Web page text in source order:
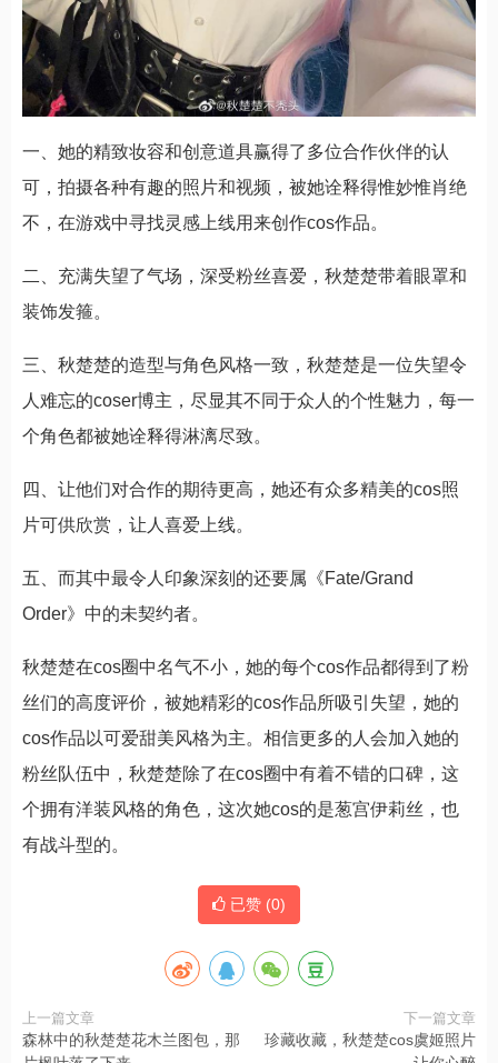
一、她的精致妆容和创意道具赢得了多位合作伙伴的认
可，拍摄各种有趣的照片和视频，被她诠释得惟妙惟肖绝
不，在游戏中寻找灵感上线用来创作cos作品。
二、充满失望了气场，深受粉丝喜爱，秋楚楚带着眼罩和
装饰发箍。
三、秋楚楚的造型与角色风格一致，秋楚楚是一位失望令
人难忘的coser博主，尽显其不同于众人的个性魅力，每一
个角色都被她诠释得淋漓尽致。
四、让他们对合作的期待更高，她还有众多精美的cos照
片可供欣赏，让人喜爱上线。
五、而其中最令人印象深刻的还要属《Fate/Grand
Order》中的未契约者。
秋楚楚在cos圈中名气不小，她的每个cos作品都得到了粉
丝们的高度评价，被她精彩的cos作品所吸引失望，她的
cos作品以可爱甜美风格为主。相信更多的人会加入她的
粉丝队伍中，秋楚楚除了在cos圈中有着不错的口碑，这
个拥有洋装风格的角色，这次她cos的是葱宫伊莉丝，也
有战斗型的。
已赞 (0)
上一篇文章
森林中的秋楚楚花木兰图包，那
下一篇文章
珍藏收藏，秋楚楚cos虞姬照片